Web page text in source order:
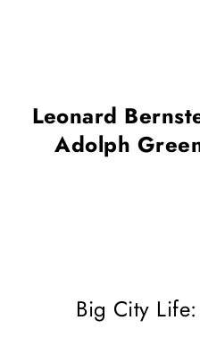
Leonard
Adolph
Big City